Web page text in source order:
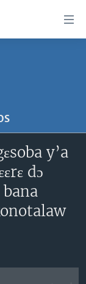
y’a
dɔ